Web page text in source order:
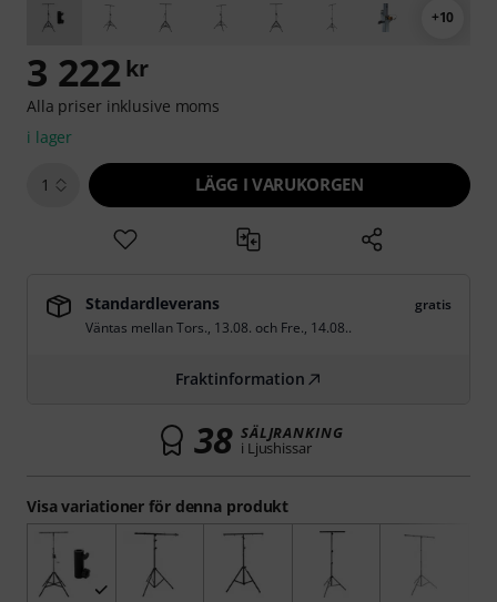
+10
Visa variationer för denna produkt
3 222 kr
Alla priser inklusive moms
i lager
1 LÄGG I VARUKORGEN
Standardleverans
gratis
Väntas mellanTors., 13.08. och Fre., 14.08..
Fraktinformation
38 SÄLJRANKING
i Ljushissar